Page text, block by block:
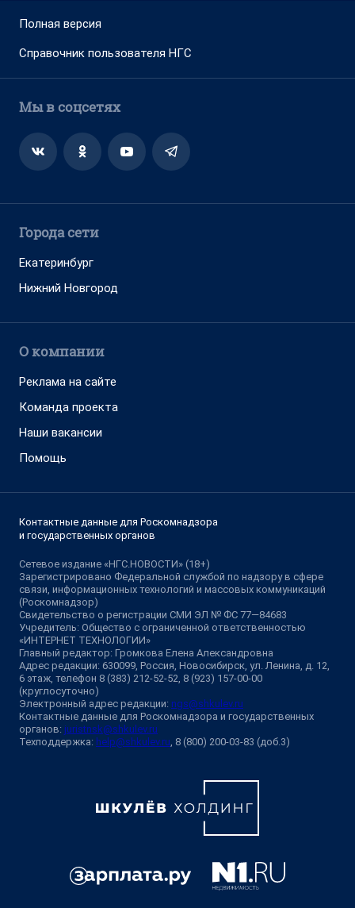
Полная версия
Справочник пользователя НГС
Мы в соцсетях
Города сети
Екатеринбург
Нижний Новгород
О компании
Реклама на сайте
Команда проекта
Наши вакансии
Помощь
Контактные данные для Роскомнадзора
и государственных органов
Сетевое издание «НГС.НОВОСТИ» (18+)
Зарегистрировано Федеральной службой по надзору в сфере
связи, информационных технологий и массовых коммуникаций
(Роскомнадзор)
Свидетельство о регистрации СМИ ЭЛ № ФС 77—84683
Учредитель: Общество с ограниченной ответственностью
«ИНТЕРНЕТ ТЕХНОЛОГИИ»
Главный редактор: Громкова Елена Александровна
Адрес редакции: 630099, Россия, Новосибирск, ул. Ленина, д. 12,
6 этаж, телефон 8 (383) 212-52-52, 8 (923) 157-00-00
(круглосуточно)
Электронный адрес редакции: ngs@shkulev.ru
Контактные данные для Роскомнадзора и государственных
органов: juristnsk@shkulev.ru
Техподдержка: help@shkulev.ru, 8 (800) 200-03-83 (доб.3)